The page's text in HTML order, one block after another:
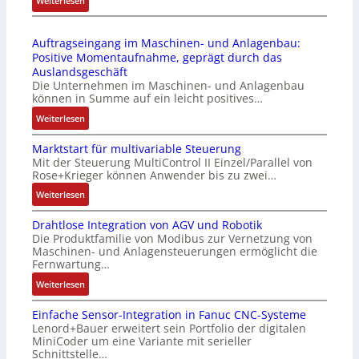
ä
s
t
s
i
c
h
f
l
e
x
i
b
e
l
f
ü
r
i
e
A
l
e
r
i
n
e
n
G
u
n
d
G
a
u
d
n
R
a
4
3
-
Z
e
r
t
i
f
i
z
i
e
u
n
g
b
e
s
t
ä
D
u
c
k
a
u
s
g
l
e
i
c
h
e
l
e
m
e
n
t
e
Auftragseingang im Maschinen- und Anlagenbau:
Positive Momentaufnahme, geprägt durch das
Auslandsgeschäft
Die Unternehmen im Maschinen- und Anlagenbau
können in Summe auf ein leicht positives…
Weiterlesen:
A
u
f
t
r
a
g
s
e
i
n
g
a
n
g
Marktstart für multivariable Steuerung
Mit der Steuerung MultiControl II Einzel/Parallel von
Rose+Krieger können Anwender bis zu zwei…
Weiterlesen:
M
a
r
k
t
s
t
a
r
t
Drahtlose Integration von AGV und Robotik
Die Produktfamilie von Modibus zur Vernetzung von
Maschinen- und Anlagensteuerungen ermöglicht die
Fernwartung…
Weiterlesen:
D
r
a
h
Einfache Sensor-Integration in Fanuc CNC-Systeme
Lenord+Bauer erweitert sein Portfolio der digitalen
MiniCoder um eine Variante mit serieller
Schnittstelle…